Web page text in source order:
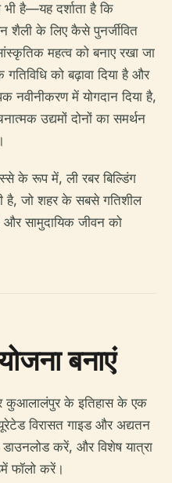
है—यह दर्शाता है कि
शैली के लिए कैसे पुनर्जीवित
महत्व को बनाए रखा जा
को बढ़ावा दिया है और
नवीनीकरण में योगदान दिया है,
उद्यमों दोनों का समर्थन
के रूप में, ली रबर बिल्डिंग
है, जो शहर के सबसे गतिशील
सामुदायिक जीवन को
बनाएं
कुआलालंपुर के इतिहास के एक
विरासत गाइड और अद्यतन
करें, और विशेष यात्रा
फॉलो करें।